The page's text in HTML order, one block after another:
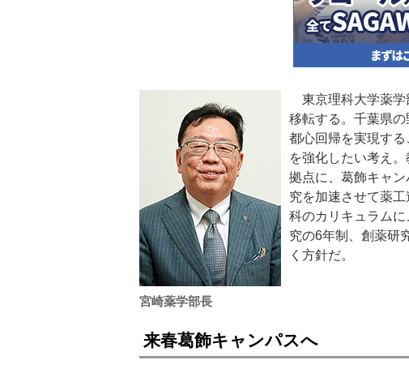
宮崎薬学部長
東京理科大学薬学
移転する。千葉県
都心回帰を実現す
を強化したい考え
拠点に、葛飾キャ
究を加速させて薬
科のカリキュラム
究の6年制、創薬研
く方針だ。
来春葛飾キャンパスへ